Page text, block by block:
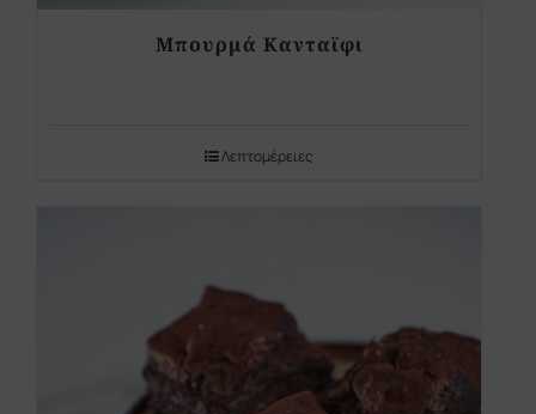
Μπουρμά Κανταϊφι
Λεπτομέρειες